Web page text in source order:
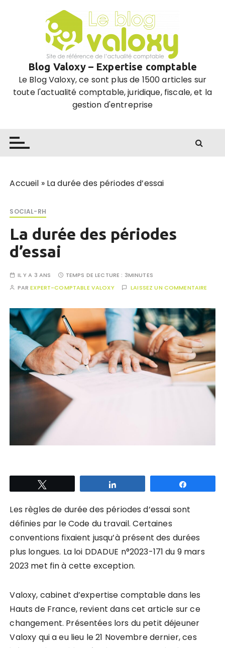
Blog Valoxy – Expertise comptable
Le Blog Valoxy, ce sont plus de 1500 articles sur
toute l'actualité comptable, juridique, fiscale, et la
gestion d'entreprise
Accueil » La durée des périodes d’essai
SOCIAL-RH
La durée des périodes
d’essai
IL Y A 3 ANS TEMPS DE LECTURE : 3MINUTES
PAREXPERT-COMPTABLE VALOXY LAISSEZ UN COMMENTAIRE
Les règles de durée des périodes d’essai sont
définies par le Code du travail. Certaines
conventions fixaient jusqu’à présent des durées
plus longues. La loi DDADUE n°2023-171 du 9 mars
2023 met fin à cette exception.
Valoxy, cabinet d’expertise comptable dans les
Hauts de France, revient dans cet article sur ce
changement. Présentées lors du petit déjeuner
Valoxy qui a eu lieu le 21 Novembre dernier, ces